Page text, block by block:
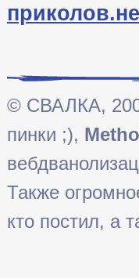
© СВАЛКА,
пинки ;),
Также
кто постил, а